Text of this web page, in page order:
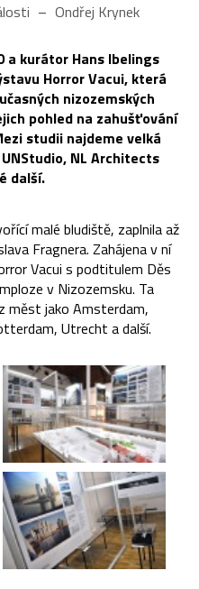
Ondřej Krynek
a kurátor Hans Ibelings
Horror Vacui, která
nizozemských
pohled na zahušťování
studii najdeme velká
NL Architects
další.
malé bludiště, zaplnila až
Fragnera. Zahájena v ní
Vacui s podtitulem Děs
v Nizozemsku. Ta
měst jako Amsterdam,
Utrecht a další.